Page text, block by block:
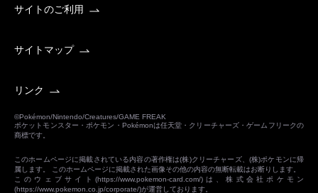
サイトのご利用
サイトマップ
リンク
©Pokémon/Nintendo/Creatures/GAME FREAK
ポケットモンスター・ポケモン・Pokémonは任天堂・クリーチャーズ・ゲームフリークの
商標です。
このホームページに掲載されている内容の著作権は(株)クリーチャーズ、(株)ポケモンに帰
属します。 このホームページに掲載された画像その他の内容の無断転載はお断りします。
このウェブサイト(https://www.pokemon-card.com/)は、株式会社ポケモン
(https://www.pokemon.co.jp/corporate/)が運営しております。